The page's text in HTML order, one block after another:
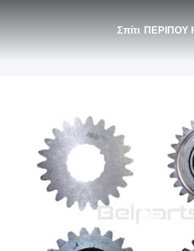
Σπίτι ΠΕΡΙΠΟΥ